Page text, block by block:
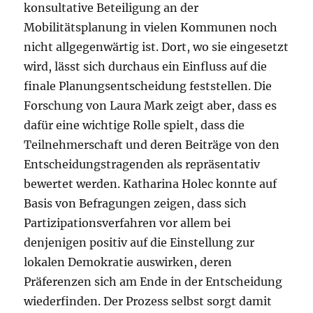
konsultative Beteiligung an der
Mobilitätsplanung in vielen Kommunen noch
nicht allgegenwärtig ist. Dort, wo sie eingesetzt
wird, lässt sich durchaus ein Einfluss auf die
finale Planungsentscheidung feststellen. Die
Forschung von Laura Mark zeigt aber, dass es
dafür eine wichtige Rolle spielt, dass die
Teilnehmerschaft und deren Beiträge von den
Entscheidungstragenden als repräsentativ
bewertet werden. Katharina Holec konnte auf
Basis von Befragungen zeigen, dass sich
Partizipationsverfahren vor allem bei
denjenigen positiv auf die Einstellung zur
lokalen Demokratie auswirken, deren
Präferenzen sich am Ende in der Entscheidung
wiederfinden. Der Prozess selbst sorgt damit